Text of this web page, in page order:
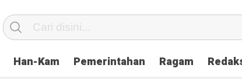
Han-Kam Pemerintahan Ragam